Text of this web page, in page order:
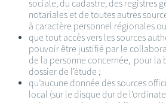
sociale, du cadastre, des registres
notariales et de toutes autres
à caractère personnel régionales
que tout accès vers les sources
pouvoir être justifié par le
de la personne concernée, pour la
dossier de l’étude ;
qu’aucune donnée des sources
local (sur le disque dur de